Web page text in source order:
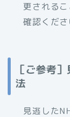
更される
確認くださ
［ご参考
法
見逃した